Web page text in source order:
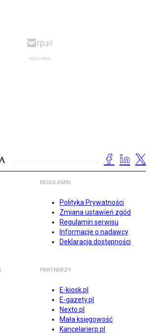
REGULAMIN
Polityka Prywatności
Zmiana ustawień zgód
Regulamin serwisu
Informacje o nadawcy
Deklaracja dostępności
PARTNERZY
E-kiosk.pl
E-gazety.pl
Nexto.pl
Mała księgowość
Kancelarierp.pl